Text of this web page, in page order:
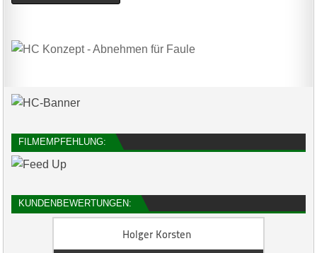
FILMEMPFEHLUNG:
KUNDENBEWERTUNGEN: